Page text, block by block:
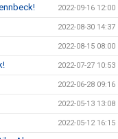
2022-09-16 12:00
2022-08-30 14:37
2022-08-15 08:00
2022-07-27 10:53
2022-06-28 09:16
2022-05-13 13:08
2022-05-12 16:15